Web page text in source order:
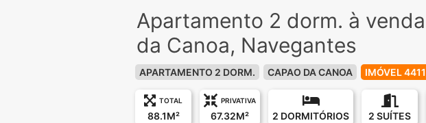
Apartamento 2 dorm. à
da Canoa, Navegantes
APARTAMENTO 2 DORM. CAPAO DA CANOA IMÓVEL 4411
TOTAL
88.1M²
PRIVATIVA
67.32M² 2 DORMITÓRIOS 2 SUÍTES